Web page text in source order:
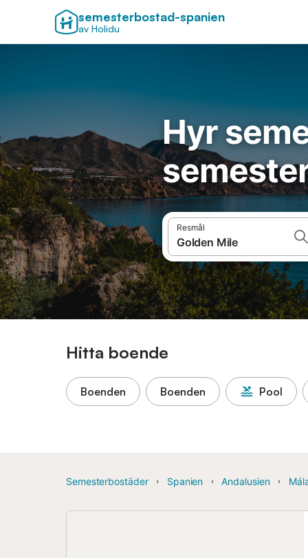
semesterbostad-spanien
av Holidu
Hyr
Resmål
Hitta boende
Boenden Boenden Pool
Semesterbostäder Spanien Andalusien